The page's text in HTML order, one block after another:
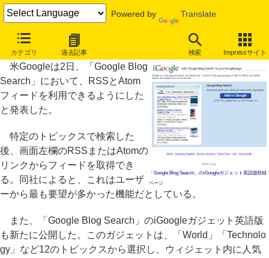
Powered by Translate
カテゴリ 過去記事 検索 Impressサイト
「Google Blog Search」でRSSとAtomフィードが利用可能に
「Google Blog Search」のiGoogleガジェット英語版登録
ページ
米Googleは2日、「Google Blog
Search」において、RSSとAtom
フィードを利用できるようにした
と発表した。
特定のトピックスで検索した
後、画面左欄のRSSまたはAtomの
リンクからフィードを取得でき
る。同社によると、これはユーザ
ーから最も要望が多かった機能だとしている。
また、「Google Blog Search」のiGoogleガジェット英語版
も新たに公開した。このガジェットは、「World」「Technolo
gy」など12のトピックスから選択し、ウィジェット内に人気